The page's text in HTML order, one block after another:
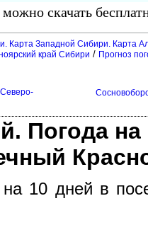
скачать
Карта Западной Сибири. Карта
край Сибири / Прогноз
Погода на
10 дней в